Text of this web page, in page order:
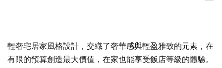
輕奢宅居家風格設計，交織了奢華感與輕盈雅致的元素，在
有限的預算創造最大價值，在家也能享受飯店等級的體驗。